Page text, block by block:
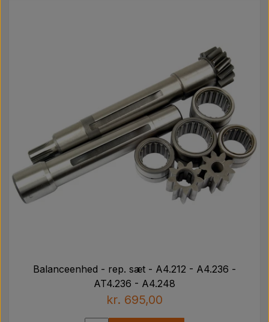
Balanceenhed - rep. sæt - A4.212 - A4.236 -
AT4.236 - A4.248
kr. 695,00